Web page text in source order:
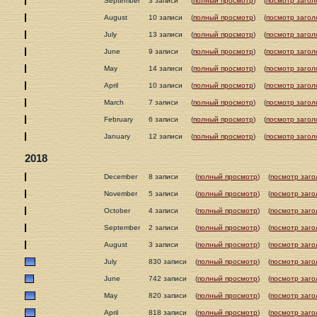
August 10 записи (полный просмотр) (посмотр
July 13 записи (полный просмотр) (посмотр
June 9 записи (полный просмотр) (посмотр
May 14 записи (полный просмотр) (посмотр
April 10 записи (полный просмотр) (посмотр
March 7 записи (полный просмотр) (посмотр
February 6 записи (полный просмотр) (посмотр
January 12 записи (полный просмотр) (посмотр
2018
December 8 записи (полный просмотр) (посмотр
November 5 записи (полный просмотр) (посмотр
October 4 записи (полный просмотр) (посмотр
September 2 записи (полный просмотр) (посмотр
August 3 записи (полный просмотр) (посмотр
July 830 записи (полный просмотр) (посмотр
June 742 записи (полный просмотр) (посмотр
May 820 записи (полный просмотр) (посмотр
April 818 записи (полный просмотр) (посмотр